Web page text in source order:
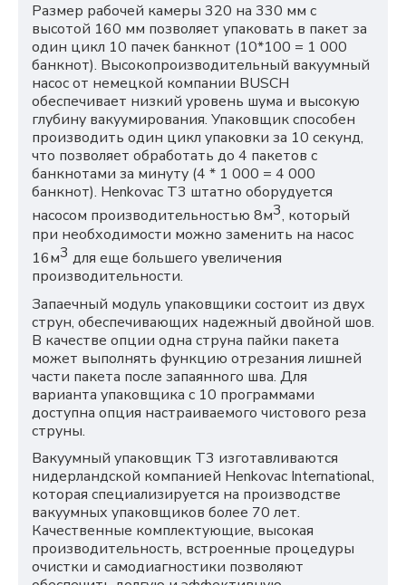
Размер рабочей камеры 320 на 330 мм с
высотой 160 мм позволяет упаковать в пакет за
один цикл 10 пачек банкнот (10*100 = 1 000
банкнот). Высокопроизводительный вакуумный
насос от немецкой компании BUSCH
обеспечивает низкий уровень шума и высокую
глубину вакуумирования. Упаковщик способен
производить один цикл упаковки за 10 секунд,
что позволяет обработать до 4 пакетов с
банкнотами за минуту (4 * 1 000 = 4 000
банкнот). Henkovac T3 штатно оборудуется
насосом производительностью 8м3, который
при необходимости можно заменить на насос
16м3 для еще большего увеличения
производительности.
Запаечный модуль упаковщики состоит из двух
струн, обеспечивающих надежный двойной шов.
В качестве опции одна струна пайки пакета
может выполнять функцию отрезания лишней
части пакета после запаянного шва. Для
варианта упаковщика с 10 программами
доступна опция настраиваемого чистового реза
струны.
Вакуумный упаковщик T3 изготавливаются
нидерландской компанией Henkovac International,
которая специализируется на производстве
вакуумных упаковщиков более 70 лет.
Качественные комплектующие, высокая
производительность, встроенные процедуры
очистки и самодиагностики позволяют